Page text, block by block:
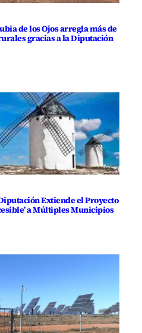
de los Ojos arregla más de
gracias a la Diputación
Extiende el Proyecto
a Múltiples Municipios